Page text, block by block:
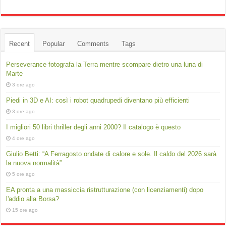
Recent Popular Comments Tags
Perseverance fotografa la Terra mentre scompare dietro una luna di
Marte
3 ore ago
Piedi in 3D e AI: così i robot quadrupedi diventano più efficienti
3 ore ago
I migliori 50 libri thriller degli anni 2000? Il catalogo è questo
4 ore ago
Giulio Betti: “A Ferragosto ondate di calore e sole. Il caldo del 2026 sarà
la nuova normalità”
5 ore ago
EA pronta a una massiccia ristrutturazione (con licenziamenti) dopo
l'addio alla Borsa?
15 ore ago